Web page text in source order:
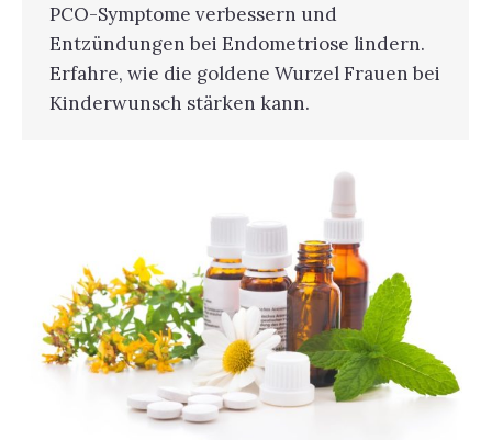
PCO-Symptome verbessern und
Entzündungen bei Endometriose lindern.
Erfahre, wie die goldene Wurzel Frauen bei
Kinderwunsch stärken kann.